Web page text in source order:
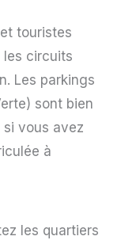
touristes
les circuits
Les parkings
sont bien
vous avez
à
les quartiers